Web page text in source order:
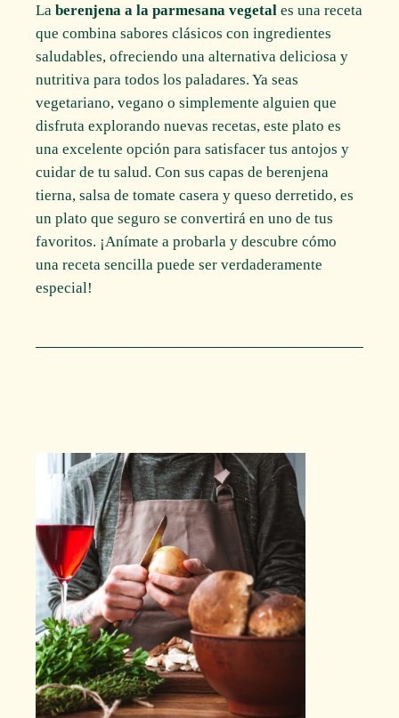
Laberenjena a la parmesana vegetal es una receta
que combina sabores clásicos con ingredientes
saludables, ofreciendo una alternativa deliciosa y
nutritiva para todos los paladares. Ya seas
vegetariano, vegano o simplemente alguien que
disfruta explorando nuevas recetas, este plato es
una excelente opción para satisfacer tus antojos y
cuidar de tu salud. Con sus capas de berenjena
tierna, salsa de tomate casera y queso derretido, es
un plato que seguro se convertirá en uno de tus
favoritos. ¡Anímate a probarla y descubre cómo
una receta sencilla puede ser verdaderamente
especial!